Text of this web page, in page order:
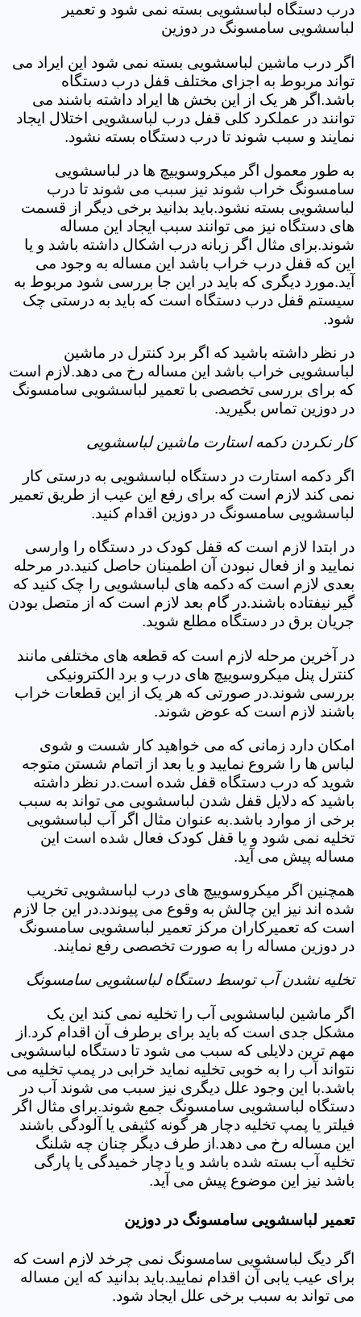
درب دستگاه لباسشویی بسته نمی شود و تعمیر
لباسشویی سامسونگ در دوزین
اگر درب ماشین لباسشویی بسته نمی شود این ایراد می
تواند مربوط به اجزای مختلف قفل درب دستگاه
باشد.اگر هر یک از این بخش ها ایراد داشته باشند می
توانند در عملکرد کلی قفل درب لباسشویی اختلال ایجاد
نمایند و سبب شوند تا درب دستگاه بسته نشود.
به طور معمول اگر میکروسوییچ ها در لباسشویی
سامسونگ خراب شوند نیز سبب می شوند تا درب
لباسشویی بسته نشود.باید بدانید برخی دیگر از قسمت
های دستگاه نیز می توانند سبب ایجاد این مساله
شوند.برای مثال اگر زبانه درب اشکال داشته باشد و یا
این که قفل درب خراب باشد این مساله به وجود می
آید.مورد دیگری که باید در این جا بررسی شود مربوط به
سیستم قفل درب دستگاه است که باید به درستی چک
شود.
در نظر داشته باشید که اگر برد کنترل در ماشین
لباسشویی خراب باشد این مساله رخ می دهد.لازم است
که برای بررسی تخصصی با تعمیر لباسشویی سامسونگ
در دوزین تماس بگیرید.
کار نکردن دکمه استارت ماشین لباسشویی
اگر دکمه استارت در دستگاه لباسشویی به درستی کار
نمی کند لازم است که برای رفع این عیب از طریق تعمیر
لباسشویی سامسونگ در دوزین اقدام کنید.
در ابتدا لازم است که قفل کودک در دستگاه را وارسی
نمایید و از فعال نبودن آن اطمینان حاصل کنید.در مرحله
بعدی لازم است که دکمه های لباسشویی را چک کنید که
گیر نیفتاده باشند.در گام بعد لازم است که از متصل بودن
جریان برق در دستگاه مطلع شوید.
در آخرین مرحله لازم است که قطعه های مختلفی مانند
کنترل پنل میکروسوییچ های درب و برد الکترونیکی
بررسی شوند.در صورتی که هر یک از این قطعات خراب
باشند لازم است که عوض شوند.
امکان دارد زمانی که می خواهید کار شست و شوی
لباس ها را شروع نمایید و یا بعد از اتمام شستن متوجه
شوید که درب دستگاه قفل شده است.در نظر داشته
باشید که دلایل قفل شدن لباسشویی می تواند به سبب
برخی از موارد باشد.به عنوان مثال اگر آب لباسشویی
تخلیه نمی شود و یا قفل کودک فعال شده است این
مساله پیش می آید.
همچنین اگر میکروسوییچ های درب لباسشویی تخریب
شده اند نیز این چالش به وقوع می پیوندد.در این جا لازم
است که تعمیرکاران مرکز تعمیر لباسشویی سامسونگ
در دوزین مساله را به صورت تخصصی رفع نمایند.
تخلیه نشدن آب توسط دستگاه لباسشویی سامسونگ
اگر ماشین لباسشویی آب را تخلیه نمی کند این یک
مشکل جدی است که باید برای برطرف آن اقدام کرد.از
مهم ترین دلایلی که سبب می شود تا دستگاه لباسشویی
نتواند آب را به خوبی تخلیه نماید خرابی در پمپ تخلیه می
باشد.با این وجود علل دیگری نیز سبب می شوند آب در
دستگاه لباسشویی سامسونگ جمع شوند.برای مثال اگر
فیلتر یا پمپ تخلیه دچار هر گونه کثیفی یا آلودگی باشند
این مساله رخ می دهد.از طرف دیگر چنان چه شلنگ
تخلیه آب بسته شده باشد و یا دچار خمیدگی یا پارگی
باشد نیز این موضوع پیش می آید.
تعمیر لباسشویی سامسونگ در دوزین
اگر دیگ لباسشویی سامسونگ نمی چرخد لازم است که
برای عیب یابی آن اقدام نمایید.باید بدانید که این مساله
می تواند به سبب برخی علل ایجاد شود.